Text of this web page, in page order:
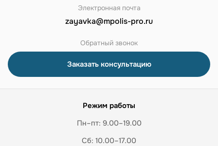
Электронная почта
zayavka@mpolis-pro.ru
Обратный звонок
Заказать консультацию
Режим работы
Пн–пт: 9.00–19.00
Сб: 10.00–17.00